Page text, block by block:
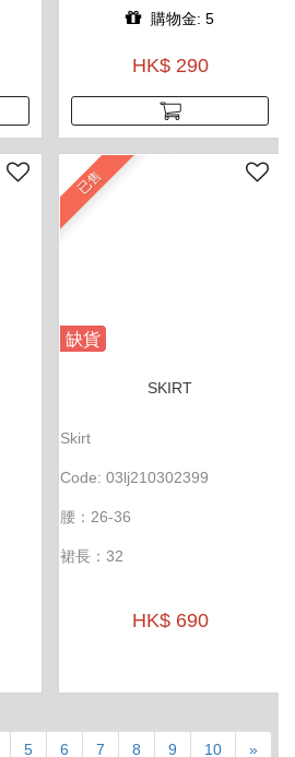
購物金: 5
HK$ 290
已售
缺貨
SKIRT
Skirt
Code: 03lj210302399
腰：26-36
裙長：32
HK$ 690
5 6 7 8 9 10 »